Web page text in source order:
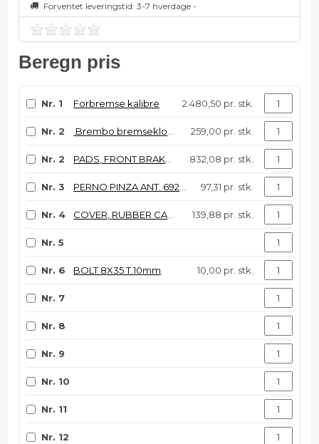
Forventet leveringstid:3-7 hverdage -
Beregn pris
Nr. 1 Forbremse kalibre 2.480,50 pr. stk.
Nr. 2 Brembo bremseklodser for 259,00 pr. stk.
Nr. 2 PADS, FRONT BRAKE 92->11 SINT. 832,08 pr. stk.
Nr. 3 PERNO PINZA ANT. 69222 97,31 pr. stk.
Nr. 4 COVER, RUBBER CALIPER 92/98 139,88 pr. stk.
Nr. 5
Nr. 6 BOLT 8X35 T.10mm 10,00 pr. stk.
Nr. 7
Nr. 8
Nr. 9
Nr. 10
Nr. 11
Nr. 12